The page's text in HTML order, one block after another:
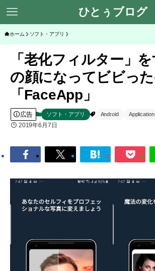
ひとぅブログ
ホーム ソフト・アプリ
「老化フィルター」
の顔になってビビっ
「FaceApp」
広告 ソフト・アプリ Android Application
2019年6月7日